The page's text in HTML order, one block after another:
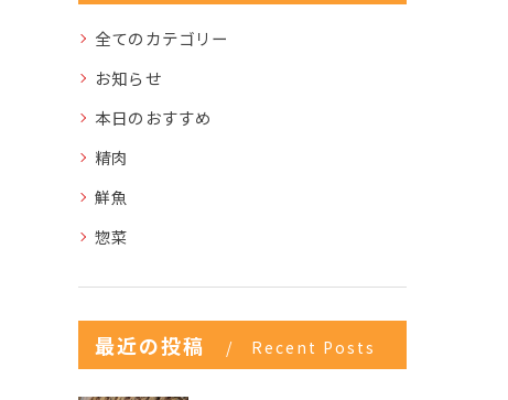
全てのカテゴリー
お知らせ
本日のおすすめ
精肉
鮮魚
惣菜
最近の投稿 Recent Posts